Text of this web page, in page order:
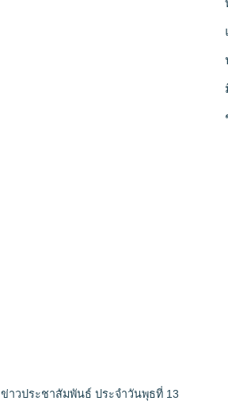
ข่าวประชาสัมพันธ์ ประจำวันพุธที่ 13